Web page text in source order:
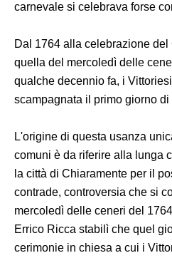
carnevale si celebrava forse
Dal 1764 alla celebrazione
quella del mercoledì delle
qualche decennio fa, i
scampagnata il primo giorno di
L'origine di questa usanza
comuni è da riferire alla lunga
la città di Chiaramente per il
contrade, controversia che si
mercoledì delle ceneri del
Errico Ricca stabilì che quel
cerimonie in chiesa a cui i